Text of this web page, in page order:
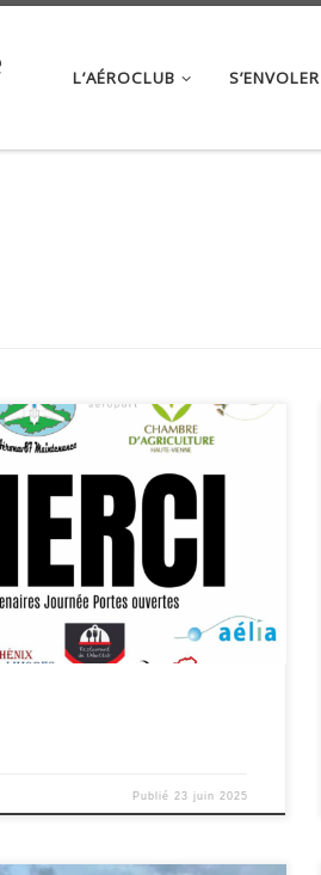
L’AÉROCLUB S’ENVOLER
jours avant notre JOURNEE
du 28 juin ! La météo sera au
qui nous permettra de proposer
l’air et des stages de pilotage
première lors de nos
l’occasion, nous proposerons
uniquement disponibles […]
Publié 23 juin 2025